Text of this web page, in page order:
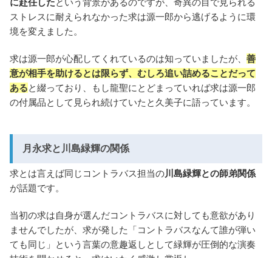
ストレスに耐えられなかった求は源一郎から逃げるように環
境を変えました。
求は源一郎が心配してくれているのは知っていましたが、 善
意が相手を助けるとは限らず、むしろ追い詰めることだって
あると綴っており、もし龍聖にとどまっていれば求は源一郎
の付属品として見られ続けていたと久美子に語っています。
月永求と川島緑輝の関係
求とは言えば同じコントラバス担当の川島緑輝との師弟関係
が話題です。
当初の求は自身が選んだコントラバスに対しても意欲があり
ませんでしたが、求が発した「コントラバスなんて誰が弾い
ても同じ」という言葉の意趣返しとして緑輝が圧倒的な演奏